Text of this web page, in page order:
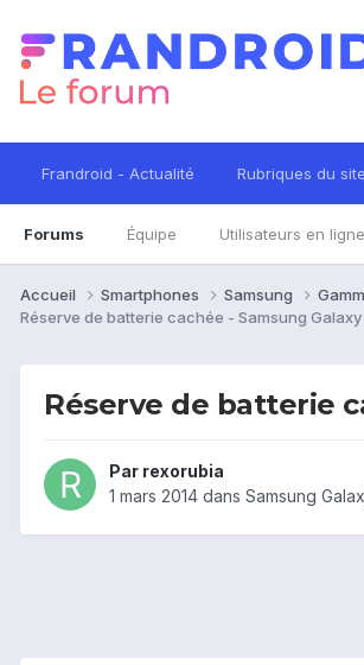
Frandroid - Actualité Rubriques du site
Forums Équipe Utilisateurs en ligne
Accueil Smartphones Samsung
Réserve de batterie cachée - Samsung Galaxy
Réserve de batterie
Par rexorubia
1 mars 2014 dans Samsung